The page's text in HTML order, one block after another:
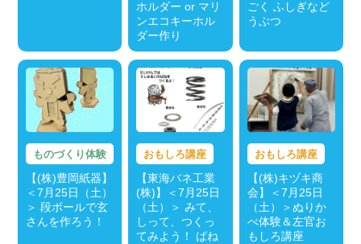
ホルダー or マリ
ンエコキーホル
ダー作り
ごく ふしぎなど
うぶつ
ものづくり体験
【(株)豊岡紙器】
＜7月25日（土）
＞ 段ボールで玄
さんを作ろう！
おもしろ講座
【東海バネ工業
(株)】＜7月25日
（土）＞ みて、
しって、つくっ
てみよう！ ばね
おもしろ講座
【(株)キヅキ商
会】＜7月25日
（土）＞ぬりか
べ体験＆左官お
もしろ講座